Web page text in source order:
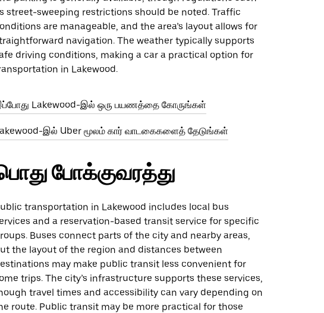
street-sweeping restrictions should be noted. Traffic
are manageable, and the area’s layout allows for
navigation. The weather typically supports
driving conditions, making a car a practical option for
in Lakewood.
Lakewood-இல் ஒரு பயணத்தை கோருங்கள்
இல் Uber மூலம் கார் வாடகைகளைத் தேடுங்கள்
போக்குவரத்து
transportation in Lakewood includes local bus
and a reservation-based transit service for specific
Buses connect parts of the city and nearby areas,
the layout of the region and distances between
may make public transit less convenient for
trips. The city’s infrastructure supports these services,
travel times and accessibility can vary depending on
route. Public transit may be more practical for those